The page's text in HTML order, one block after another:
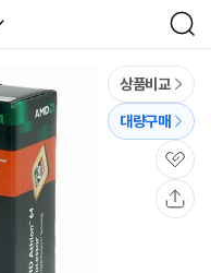
검
색
상품비교
대량구매
관
심